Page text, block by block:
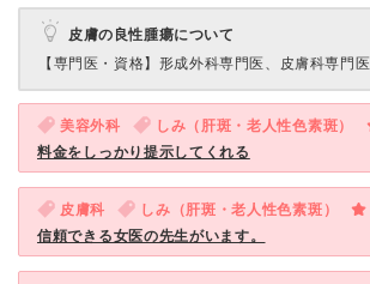
皮膚の良性腫瘍について
【専門医・資格】 形成外科専門医、皮膚科専門医
美容外科 しみ（肝斑・老人性色素斑）
料金をしっかり提示してくれる
皮膚科 しみ（肝斑・老人性色素斑）
信頼できる女医の先生がいます。